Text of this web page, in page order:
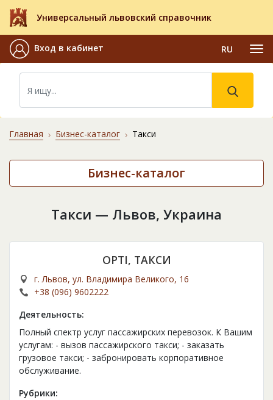
Универсальный львовский справочник
Вход в кабинет RU
Главная Бизнес-каталог Такси
Бизнес-каталог
Такси — Львов, Украина
OPTI, ТАКСИ
г. Львов, ул. Владимира Великого, 16
+38 (096) 9602222
Деятельность:
Полный спектр услуг пассажирских перевозок. К Вашим
услугам: - вызов пассажирского такси; - заказать
грузовое такси; - забронировать корпоративное
обслуживание.
Рубрики: